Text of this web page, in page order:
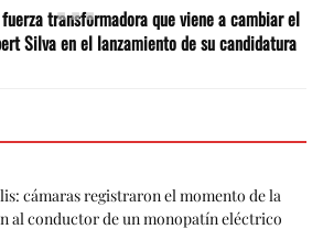
fuerza transformadora que viene a cambiar el
Silva en el lanzamiento de su candidatura
cámaras registraron el momento de la
al conductor de un monopatín eléctrico